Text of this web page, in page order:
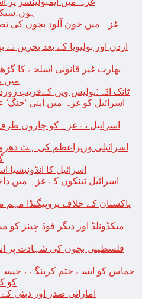
غزہ میں خون آلود بچوں کی
اردن اور بولیویا کے بعد بحرین
بھارت غیر قانونی اسلحے کا
میں
ٹانک اڈہ:پولیس وین کےقریب زوردار
اسرائیل کو غزہ میں اپنی
اسرائیلی وزیراعظم کی ہٹ
اسرائیل کا
اسرائیل ٹینکوں کے غزہ
پاکستان کے خلاف پروپیگنڈا مہم
میکڈونلڈ اور دیگر فوڈ چینز
فلسطینی بچوں کی شہادت پر
حماس کو ایسے ختم کرینگے ، جیسے
کو
اماراتی صدر اور دبئی